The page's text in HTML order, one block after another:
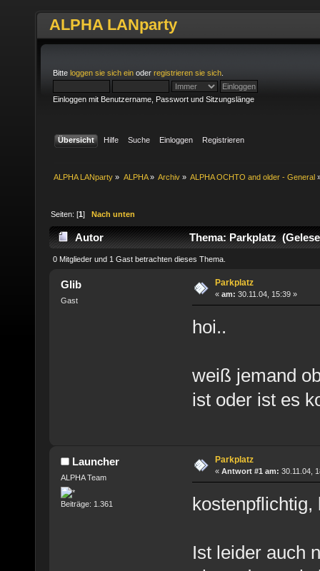
ALPHA LANparty
Bitte loggen sie sich ein oder registrieren sie sich
Einloggen mit Benutzername, Passwort und Sitzungslänge
Übersicht Hilfe Suche Einloggen Registrieren
ALPHA LANparty » ALPHA» Archiv» ALPHA OCHTO and older - General
Seiten: [1]Nach unten
Autor Thema: Parkplatz
0 Mitglieder und 1 Gast betrachten dieses Thema.
Glib
Gast
Parkplatz
« am: 30.11.04, 15:39 »
hoi..
weiß jemand
ist oder ist es
Launcher
ALPHA Team
Beiträge: 1.361
Parkplatz
« Antwort #1 am: 30.11.04,
kostenpflichtig,
Ist leider auch